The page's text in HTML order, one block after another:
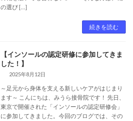
の選び […]
続きを読む
【インソールの認定研修に参加してきま
した！】
2025年8月12日
～足元から身体を支える新しいケアがはじまり
ます～ こんにちは、みうら接骨院です！ 先日、
東京で開催された「インソールの認定研修会」
に参加してきました。今回のブログでは、その